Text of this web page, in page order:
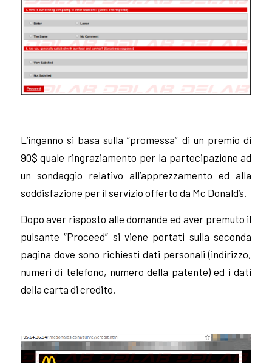
L’inganno si basa sulla “promessa” di un premio di
90$ quale ringraziamento per la partecipazione ad
un sondaggio relativo all’apprezzamento ed alla
soddisfazione per il servizio offerto da Mc Donald’s.
Dopo aver risposto alle domande ed aver premuto il
pulsante “Proceed” si viene portati sulla seconda
pagina dove sono richiesti dati personali (indirizzo,
numeri di telefono, numero della patente) ed i dati
della carta di credito.